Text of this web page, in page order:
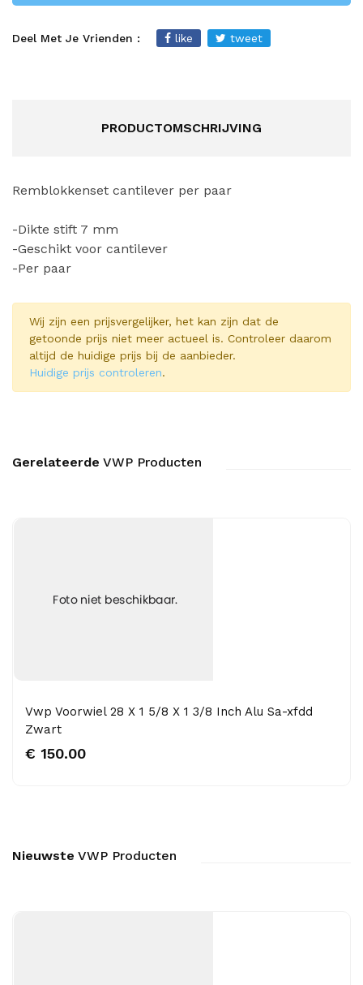
Deel Met Je Vrienden : like tweet
PRODUCTOMSCHRIJVING
Remblokkenset cantilever per paar
-Dikte stift 7 mm
-Geschikt voor cantilever
-Per paar
Wij zijn een prijsvergelijker, het kan zijn dat de
getoonde prijs niet meer actueel is. Controleer daarom
altijd de huidige prijs bij de aanbieder.
Huidige prijs controleren.
Gerelateerde VWP Producten
Vwp Voorwiel 28 X 1 5/8 X 1 3/8 Inch Alu Sa-xfdd
Zwart
€ 150.00
Nieuwste VWP Producten